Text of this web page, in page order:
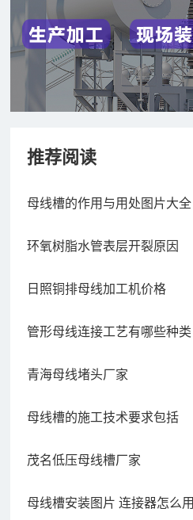
推荐阅读
母线槽的作用与用处图片大全
环氧树脂水管表层开裂原因
日照铜排母线加工机价格
管形母线连接工艺有哪些种类
青海母线堵头厂家
母线槽的施工技术要求包括
茂名低压母线槽厂家
母线槽安装图片 连接器怎么用